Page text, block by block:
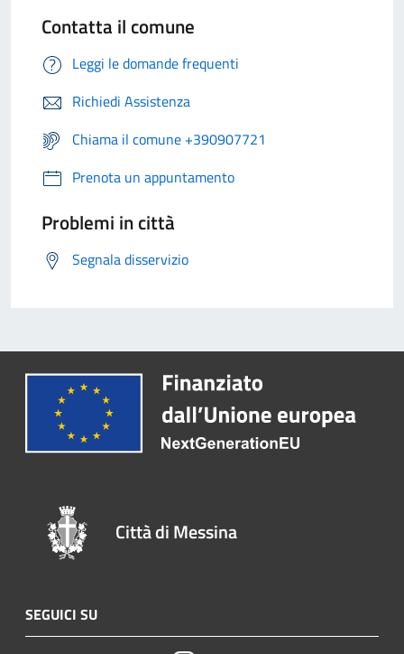
Contatta il comune
Leggi le domande frequenti
Richiedi Assistenza
Chiama il comune +390907721
Prenota un appuntamento
Problemi in città
Segnala disservizio
Città di Messina
SEGUICI SU